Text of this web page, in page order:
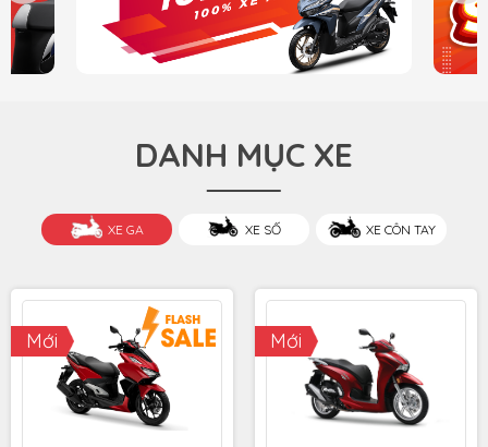
DANH MỤC XE
XE GA XE SỐ XE CÔN TAY
Mới Mới